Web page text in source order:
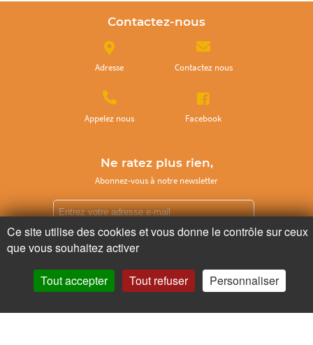
Contactez-nous
Adresse Contactez nous
Appelez nous Facebook
Ne ratez plus rien,
Abonnez-vous à notre newsletter
Je m’inscris
www.mangerbouger.fr
Ce site utilise des cookies et vous donne le contrôle sur ceux
que vous souhaitez activer
Tout accepter Tout refuser Personnaliser